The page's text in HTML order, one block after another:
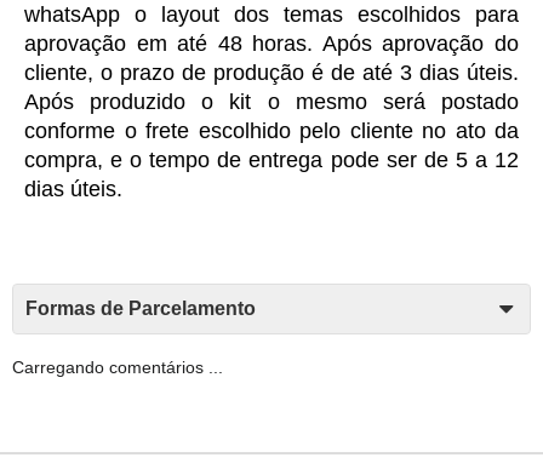
whatsApp o layout dos temas escolhidos para
aprovação em até 48 horas. Após aprovação do
cliente, o prazo de produção é de até 3 dias úteis.
Após produzido o kit o mesmo será postado
conforme o frete escolhido pelo cliente no ato da
compra, e o tempo de entrega pode ser de 5 a 12
dias úteis.
Formas de Parcelamento
Carregando comentários ...